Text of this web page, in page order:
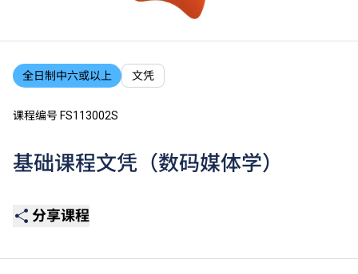
全日制中六或以上 文凭
课程编号 FS113002S
基础课程文凭（数码媒体学）
分享课程